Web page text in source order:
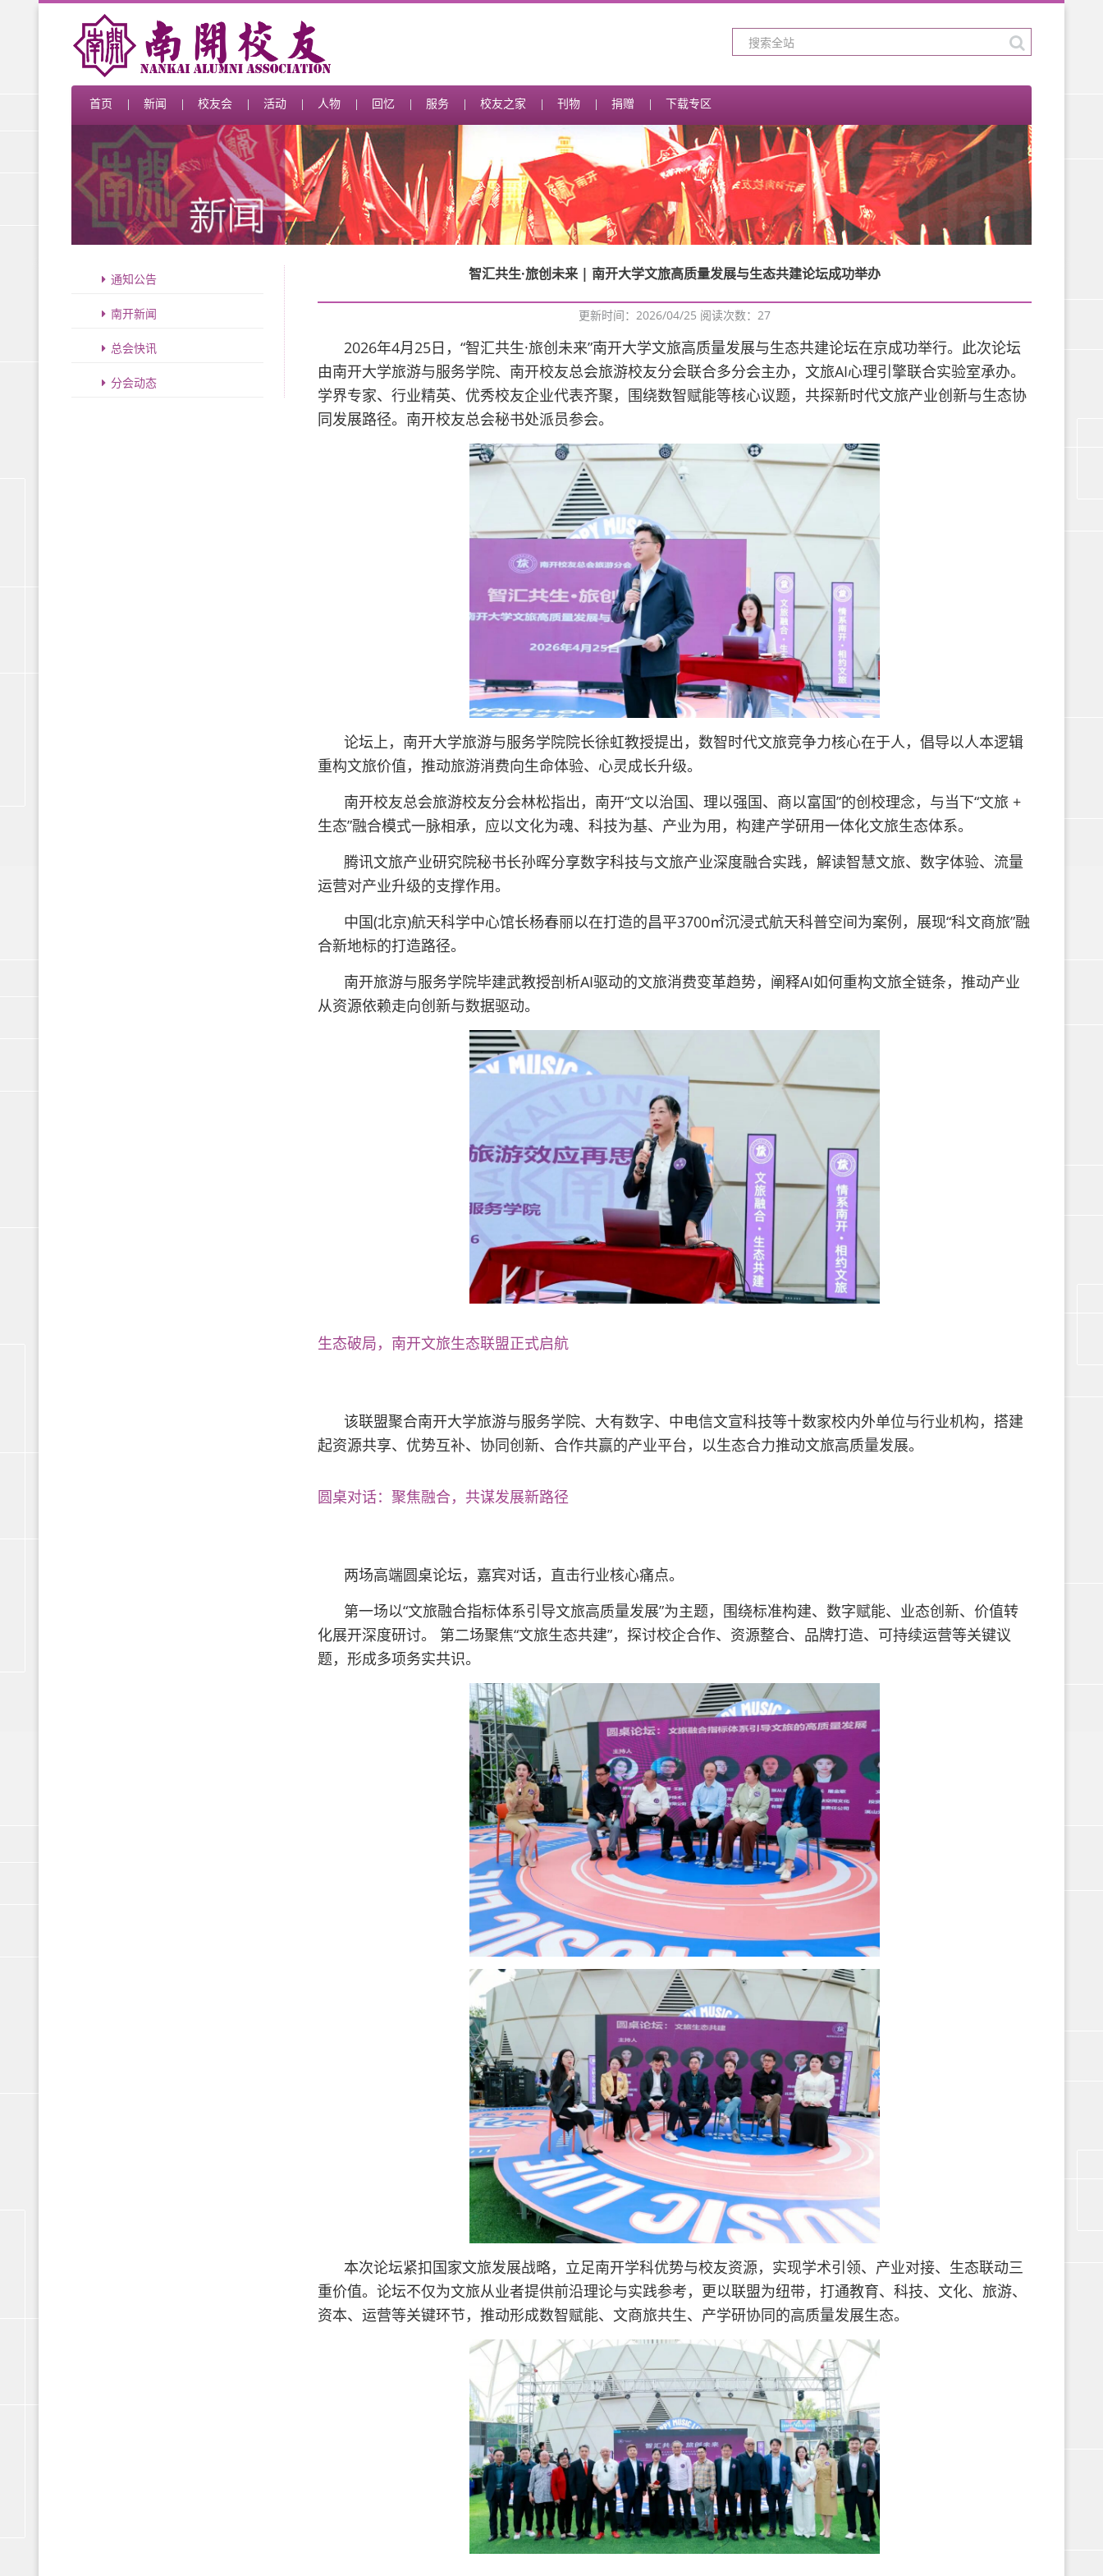
首页 新闻 校友会 活动 人物 回忆 服务 校友之家 刊物 捐赠 下载专区
通知公告
南开新闻
总会快讯
分会动态
智汇共生·旅创未来 | 南开大学文旅高质量发展与生态共建论坛成功举办
更新时间：2026/04/25 阅读次数： 27
2026年4月25日，“智汇共生·旅创未来”南开大学文旅高质量发展与生态共建论坛在京成功举行。此次论坛
由南开大学旅游与服务学院、南开校友总会旅游校友分会联合多分会主办，文旅AI心理引擎联合实验室承办。
学界专家、行业精英、优秀校友企业代表齐聚，围绕数智赋能等核心议题，共探新时代文旅产业创新与生态协
同发展路径。南开校友总会秘书处派员参会。
论坛上，南开大学旅游与服务学院院长徐虹教授提出，数智时代文旅竞争力核心在于人，倡导以人本逻辑
重构文旅价值，推动旅游消费向生命体验、心灵成长升级。
南开校友总会旅游校友分会林松指出，南开“文以治国、理以强国、商以富国”的创校理念，与当下“文旅 +
生态”融合模式一脉相承，应以文化为魂、科技为基、产业为用，构建产学研用一体化文旅生态体系。
腾讯文旅产业研究院秘书长孙晖分享数字科技与文旅产业深度融合实践，解读智慧文旅、数字体验、流量
运营对产业升级的支撑作用。
中国(北京)航天科学中心馆长杨春丽以在打造的昌平3700㎡沉浸式航天科普空间为案例，展现“科文商旅”融
合新地标的打造路径。
南开旅游与服务学院毕建武教授剖析AI驱动的文旅消费变革趋势，阐释AI如何重构文旅全链条，推动产业
从资源依赖走向创新与数据驱动。
生态破局，南开文旅生态联盟正式启航
该联盟聚合南开大学旅游与服务学院、大有数字、中电信文宣科技等十数家校内外单位与行业机构，搭建
起资源共享、优势互补、协同创新、合作共赢的产业平台，以生态合力推动文旅高质量发展。
圆桌对话：聚焦融合，共谋发展新路径
两场高端圆桌论坛，嘉宾对话，直击行业核心痛点。
第一场以“文旅融合指标体系引导文旅高质量发展”为主题，围绕标准构建、数字赋能、业态创新、价值转
化展开深度研讨。 第二场聚焦“文旅生态共建”，探讨校企合作、资源整合、品牌打造、可持续运营等关键议
题，形成多项务实共识。
本次论坛紧扣国家文旅发展战略，立足南开学科优势与校友资源，实现学术引领、产业对接、生态联动三
重价值。论坛不仅为文旅从业者提供前沿理论与实践参考，更以联盟为纽带，打通教育、科技、文化、旅游、
资本、运营等关键环节，推动形成数智赋能、文商旅共生、产学研协同的高质量发展生态。